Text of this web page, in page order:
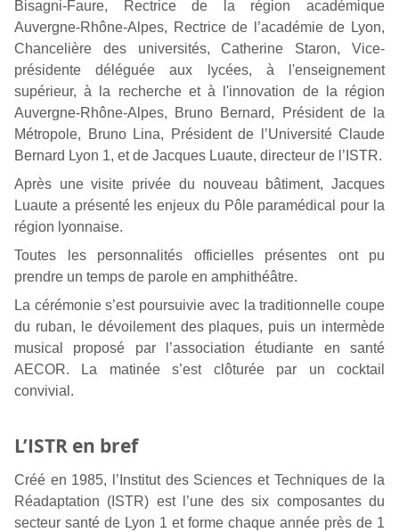
Bisagni-Faure, Rectrice de la région académique
Auvergne-Rhône-Alpes, Rectrice de l’académie de Lyon,
Chancelière des universités, Catherine Staron, Vice-
présidente déléguée aux lycées, à l'enseignement
supérieur, à la recherche et à l'innovation de la région
Auvergne-Rhône-Alpes, Bruno Bernard, Président de la
Métropole, Bruno Lina, Président de l’Université Claude
Bernard Lyon 1, et de Jacques Luaute, directeur de l’ISTR.
Après une visite privée du nouveau bâtiment, Jacques
Luaute a présenté les enjeux du Pôle paramédical pour la
région lyonnaise.
Toutes les personnalités officielles présentes ont pu
prendre un temps de parole en amphithéâtre.
La cérémonie s’est poursuivie avec la traditionnelle coupe
du ruban, le dévoilement des plaques, puis un intermède
musical proposé par l’association étudiante en santé
AECOR. La matinée s’est clôturée par un cocktail
convivial.
L’ISTR en bref
Créé en 1985, l’Institut des Sciences et Techniques de la
Réadaptation (ISTR) est l’une des six composantes du
secteur santé de Lyon 1 et forme chaque année près de 1